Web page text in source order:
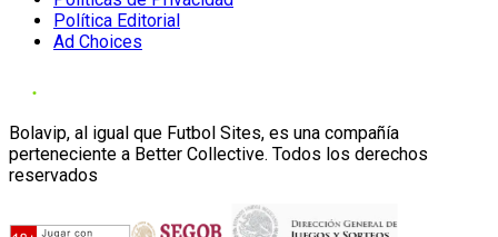
Política Editorial
Ad Choices
Bolavip, al igual que Futbol Sites, es una compañía
perteneciente a Better Collective. Todos los derechos
reservados